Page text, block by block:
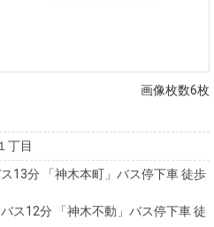
画像枚数6枚
丁目
13分 「神木本町」バス停下車 徒歩
ス12分 「神木不動」バス停下車 徒